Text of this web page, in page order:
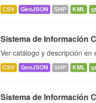
CSV GeoJSON SHP KML
Sistema de Información
Ver catálogo y descripción en
CSV GeoJSON SHP KML
Sistema de Información